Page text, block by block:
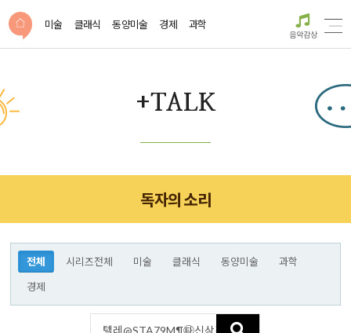
미술 클래식 동양미술 경제 과학
음악감상
+TALK
독자의 소리
전체 시리즈전체 미술 클래식 동양미술
과학
경제